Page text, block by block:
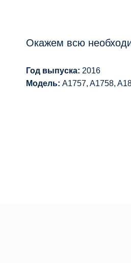
Окажем всю
Год выпуска: 2016
Модель: A1757, A1758,